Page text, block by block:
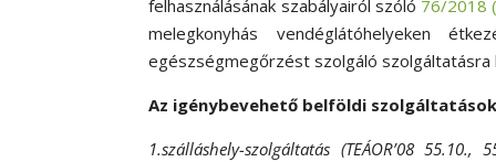
felhasználásának szabályairól szóló 76/2018
melegkonyhás vendéglátóhelyeken
egészségmegőrzést szolgáló szolgáltatásra
Az igénybevehető belföldi
1.szálláshely-szolgáltatás (TEÁOR’08